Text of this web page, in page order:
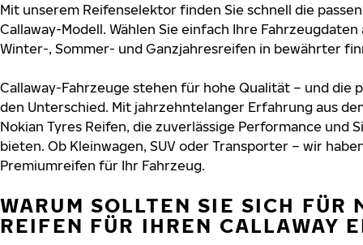
Mit unserem Reifenselektor finden Sie schnell die
Callaway-Modell. Wählen Sie einfach Ihre
Winter-, Sommer- und Ganzjahresreifen in bewährter
Callaway-Fahrzeuge stehen für hohe Qualität – und die
den Unterschied. Mit jahrzehntelanger Erfahrung aus
Nokian Tyres Reifen, die zuverlässige Performance und
bieten. Ob Kleinwagen, SUV oder Transporter – wir
Premiumreifen für Ihr Fahrzeug.
WARUM SOLLTEN SIE SICH FÜR
REIFEN FÜR IHREN CALLAWAY